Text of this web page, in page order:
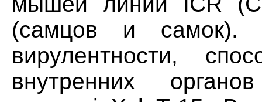
(самцов и самок).
вирулентности,
внутренних